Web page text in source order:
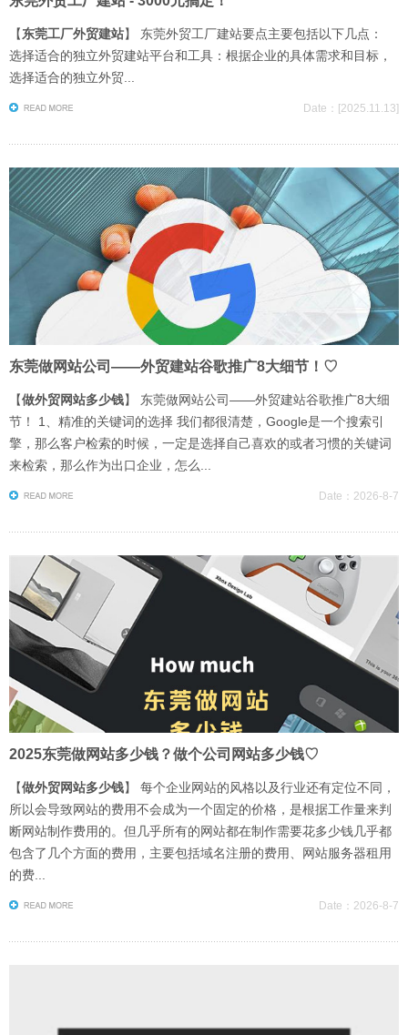
【东莞工厂外贸建站】 ‌东莞外贸工厂建站要点‌主要包括以下几点： ‌
选择适合的独立外贸建站平台和工具‌：根据企业的具体需求和目标，
选择适合的独立外贸...
Date：[2025.11.13]
东莞做网站公司——外贸建站谷歌推广8大细节！♡
【做外贸网站多少钱】 东莞做网站公司——外贸建站谷歌推广8大细
节！ 1、精准的关键词的选择 我们都很清楚，Google是一个搜索引
擎，那么客户检索的时候，一定是选择自己喜欢的或者习惯的关键词
来检索，那么作为出口企业，怎么...
Date：2026-8-7
2025东莞做网站多少钱？做个公司网站多少钱♡
【做外贸网站多少钱】 每个企业网站的风格以及行业还有定位不同，
所以会导致网站的费用不会成为一个固定的价格，是根据工作量来判
断网站制作费用的。但几乎所有的网站都在制作需要花多少钱几乎都
包含了几个方面的费用，主要包括域名注册的费用、网站服务器租用
的费...
Date：2026-8-7